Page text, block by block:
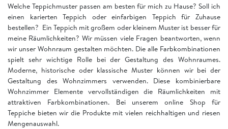
Welche Teppichmuster passen am besten für mich zu Hause? Soll ich
einen karierten Teppich oder einfarbigen Teppich für Zuhause
bestellen? Ein Teppich mit großem oder kleinem Muster ist besser für
meine Räumlichkeiten? Wir müssen viele Fragen beantworten, wenn
wir unser Wohnraum gestalten möchten. Die alle Farbkombinationen
spielt sehr wichtige Rolle bei der Gestaltung des Wohnraumes.
Moderne, historische oder klassische Muster können wir bei der
Gestaltung des Wohnzimmers verwenden. Diese kombinierbare
Wohnzimmer Elemente vervollständigen die Räumlichkeiten mit
attraktiven Farbkombinationen. Bei unserem online Shop für
Teppiche bieten wir die Produkte mit vielen reichhaltigen und riesen
Mengenauswahl.